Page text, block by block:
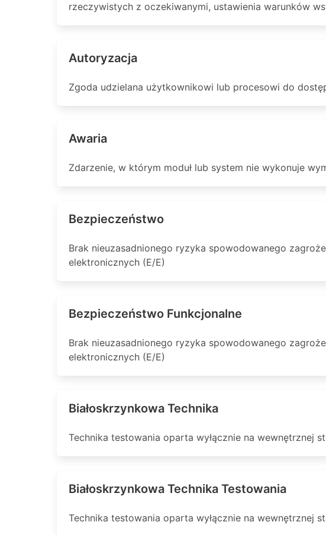
rzeczywistych z oczekiwanymi, ustawienia warunków
Autoryzacja
Zgoda udzielana użytkownikowi lub procesowi do
Awaria
Zdarzenie, w którym moduł lub system nie wykonuje
Bezpieczeństwo
Brak nieuzasadnionego ryzyka spowodowanego
elektronicznych (E/E)
Bezpieczeństwo Funkcjonalne
Brak nieuzasadnionego ryzyka spowodowanego
elektronicznych (E/E)
Białoskrzynkowa Technika
Technika testowania oparta wyłącznie na wewnętrznej
Białoskrzynkowa Technika Testowania
Technika testowania oparta wyłącznie na wewnętrznej